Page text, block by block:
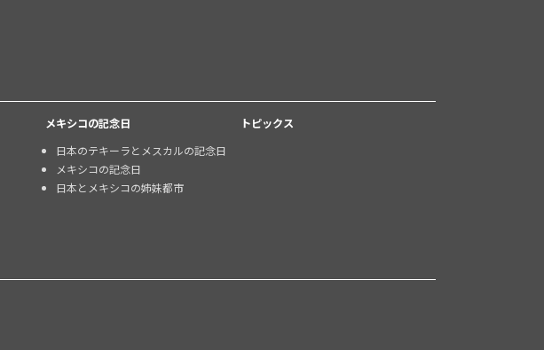
メキシコの記念日
日本のテキーラとメスカルの記念日
メキシコの記念日
日本とメキシコの姉妹都市
トピックス